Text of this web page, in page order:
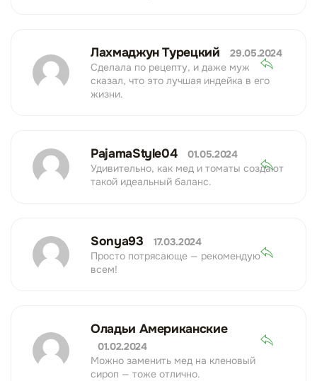
Лахмаджун Турецкий
29.05.2024
Сделала по рецепту, и даже муж
сказал, что это лучшая индейка в его
жизни.
PajamaStyle04
01.05.2024
Удивительно, как мед и томаты создают
такой идеальный баланс.
Sonya93
17.03.2024
Просто потрясающе — рекомендую
всем!
Оладьи Американские
01.02.2024
Можно заменить мед на кленовый
сироп — тоже отлично.